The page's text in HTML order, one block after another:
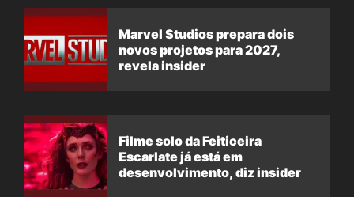
Marvel Studios prepara dois
novos projetos para 2027,
revela insider
Filme solo da Feiticeira
Escarlate já está em
desenvolvimento, diz insider